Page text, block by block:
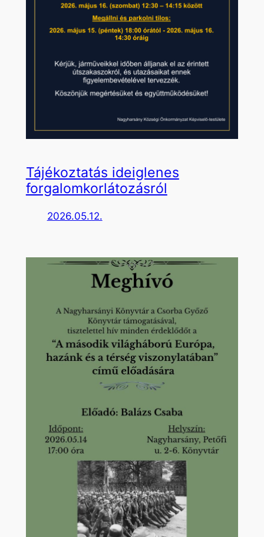
Tájékoztatás ideiglenes
forgalomkorlátozásról
2026.05.12.